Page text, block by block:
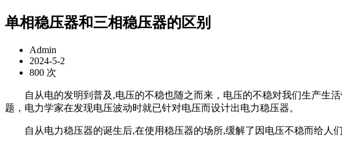
单相稳压器和三相稳压器的区别
Admin
2024-5-2
800 次
自从电的发明到普及,电压的不稳也随之而来，电压的不稳对我们生产生活
题，电力学家在发现电压波动时就已针对电压而设计出电力稳压器。
自从电力稳压器的诞生后,在使用稳压器的场所,缓解了因电压不稳而给人们